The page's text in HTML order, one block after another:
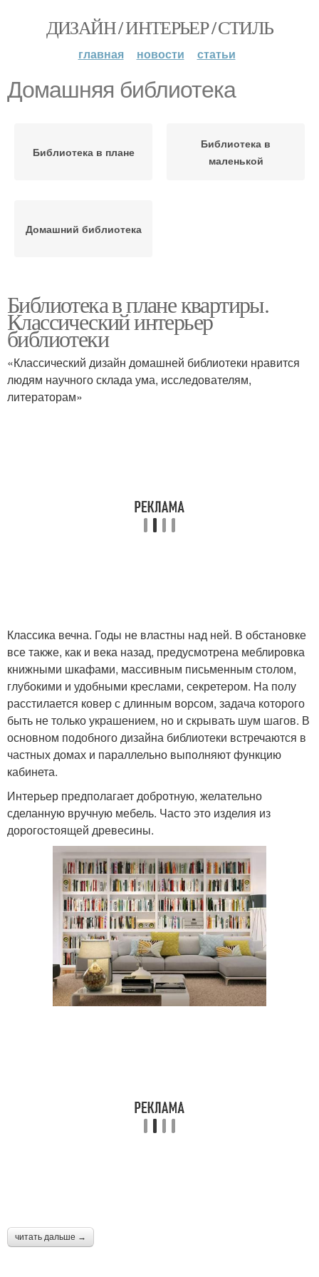
ДИЗАЙН / ИНТЕРЬЕР / СТИЛЬ
главная новости статьи
Домашняя библиотека
Библиотека в плане
Библиотека в
маленькой
Домашний библиотека
Библиотека в плане квартиры.
Классический интерьер
библиотеки
«Классический дизайн домашней библиотеки нравится
людям научного склада ума, исследователям,
литераторам»
Классика вечна. Годы не властны над ней. В обстановке
все также, как и века назад, предусмотрена меблировка
книжными шкафами, массивным письменным столом,
глубокими и удобными креслами, секретером. На полу
расстилается ковер с длинным ворсом, задача которого
быть не только украшением, но и скрывать шум шагов. В
основном подобного дизайна библиотеки встречаются в
частных домах и параллельно выполняют функцию
кабинета.
Интерьер предполагает добротную, желательно
сделанную вручную мебель. Часто это изделия из
дорогостоящей древесины.
читать дальше →